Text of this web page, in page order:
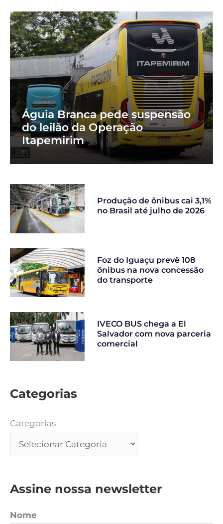
Águia Branca pede suspensão
do leilão da Operação
Itapemirim
Produção de ônibus cai 3,1%
no Brasil até julho de 2026
Foz do Iguaçu prevê 108
ônibus na nova concessão
do transporte
IVECO BUS chega a El
Salvador com nova parceria
comercial
Categorias
Categorias
Assine nossa newsletter
Nome